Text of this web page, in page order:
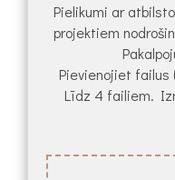
Pielikumi ar
projektiem
Pievienojiet failus
Līdz 4 failiem.